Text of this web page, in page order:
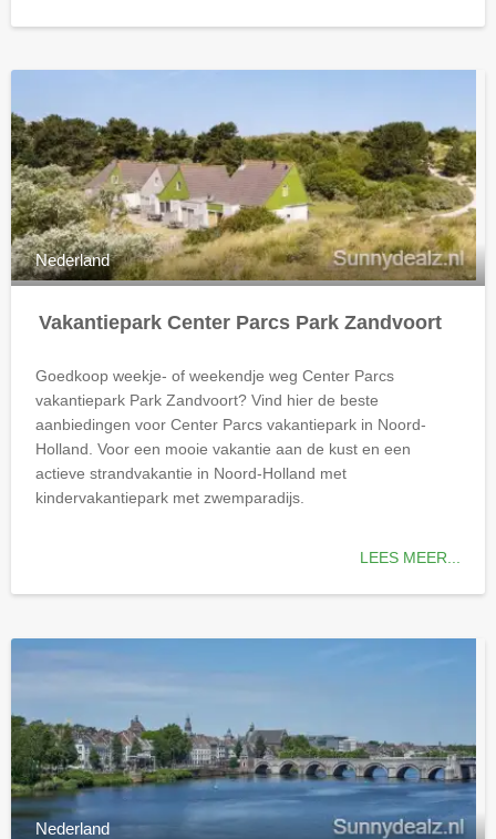
Nederland
Vakantiepark Center Parcs Park Zandvoort
Goedkoop weekje- of weekendje weg Center Parcs
vakantiepark Park Zandvoort? Vind hier de beste
aanbiedingen voor Center Parcs vakantiepark in Noord-
Holland. Voor een mooie vakantie aan de kust en een
actieve strandvakantie in Noord-Holland met
kindervakantiepark met zwemparadijs.
LEES MEER...
Nederland